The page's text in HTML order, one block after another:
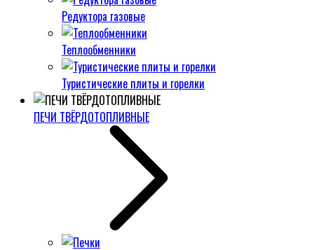
Редуктора газовые
Теплообменники
Туристические плиты и горелки
ПЕЧИ ТВЁРДОТОПЛИВНЫЕ